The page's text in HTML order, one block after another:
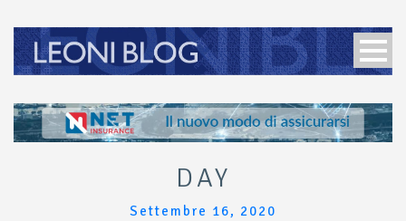
DAY
Settembre 16, 2020